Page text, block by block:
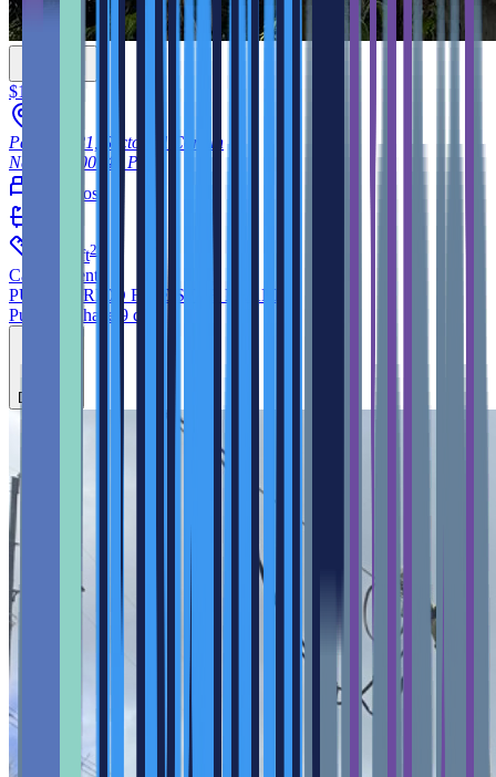
$130,000
Parcela 181, Sector El Comun
Naguabo
00744
PR
cuartos
ft2
Casa
en venta
PUERTO RICO FIVE STAR REALTY
Publicado hace 9 días
Destacar